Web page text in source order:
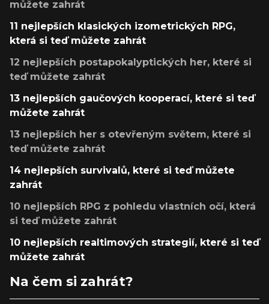
můžete zahrát
11 nejlepších klasických izometrických RPG,
která si teď můžete zahrát
12 nejlepších postapokalyptických her, které si
teď můžete zahrát
13 nejlepších gaučových kooperací, které si teď
můžete zahrát
13 nejlepších her s otevřeným světem, které si
teď můžete zahrát
14 nejlepších survivalů, které si teď můžete
zahrát
10 nejlepších RPG z pohledu vlastních očí, která
si teď můžete zahrát
10 nejlepších realtimových strategií, které si teď
můžete zahrát
Na čem si zahrát?